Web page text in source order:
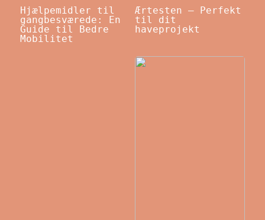
Hjælpemidler til
gangbesværede: En
Guide til Bedre
Mobilitet
Ærtesten – Perfekt
til dit
haveprojekt